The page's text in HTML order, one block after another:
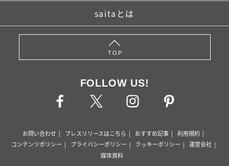
saitaとは
TOP
FOLLOW US!
お問い合わせ プレスリリースはこちら おすすめ記事
利用規約
コンテンツポリシー
プライバシーポリシー クッキーポリシー
運営会社
媒体資料